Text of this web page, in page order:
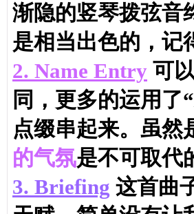
渐隐的竖琴拨弦音
是相当出色的，记
2. Name Entry 可
同，更多的运用了
点缀串起来。虽然
的气氛是不可取代
3. Briefing 这首曲